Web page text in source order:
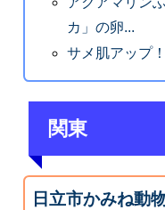
カ」の卵...
サメ肌アップ！
関東
日立市かみね動